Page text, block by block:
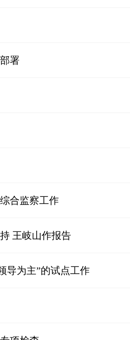
署
合监察工作
王岐山作报告
导为主”的试点工作